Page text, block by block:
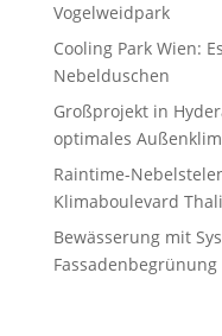
Vogelweidpark
Cooling Park Wien:
Nebelduschen
Großprojekt in
optimales
Raintime-
Klimaboulevard
Bewässerung mit
Fassadenbegrünung